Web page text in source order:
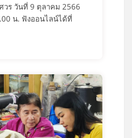
วร วันที่ 9 ตุลาคม 2566
น. ฟังออนไลน์ได้ที่